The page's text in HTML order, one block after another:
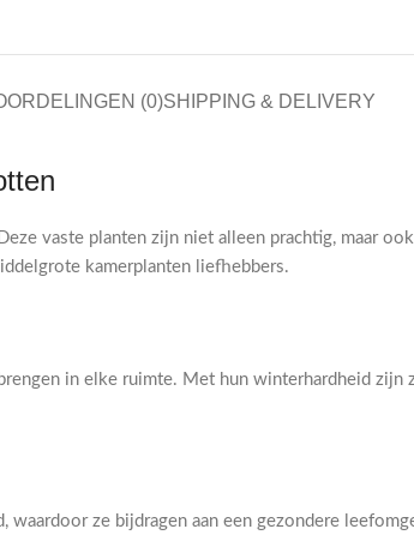
(0)SHIPPING & DELIVERY
vaste planten zijn niet alleen prachtig, maar
kamerplanten liefhebbers.
in elke ruimte. Met hun winterhardheid zijn
ze bijdragen aan een gezondere